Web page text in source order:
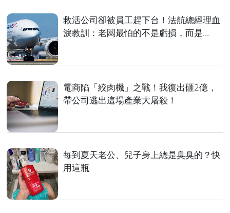
救活公司卻被員工趕下台！法航總經理血
淚教訓：老闆最怕的不是虧損，而是…
電商陷「絞肉機」之戰！我復出砸2億，
帶公司逃出這場產業大屠殺！
每到夏天老公、兒子身上總是臭臭的？快
用這瓶